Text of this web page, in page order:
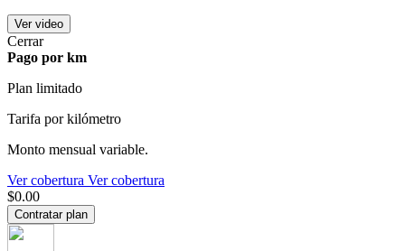
Ver video
Cerrar
Pago por km
Plan limitado
Tarifa por kilómetro
Monto mensual variable.
Ver cobertura Ver cobertura
$0.00
Contratar plan